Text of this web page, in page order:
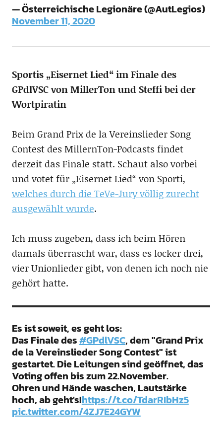
— Österreichische Legionäre (@AutLegios)
November 11, 2020
Sportis „Eisernet Lied“ im Finale des
GPdlVSC von MillerTon und Steffi bei der
Wortpiratin
Beim Grand Prix de la Vereinslieder Song
Contest des MillernTon-Podcasts findet
derzeit das Finale statt. Schaut also vorbei
und votet für „Eisernet Lied“ von Sporti,
welches durch die TeVe-Jury völlig zurecht
ausgewählt wurde.
Ich muss zugeben, dass ich beim Hören
damals überrascht war, dass es locker drei,
vier Unionlieder gibt, von denen ich noch nie
gehört hatte.
Es ist soweit, es geht los:
Das Finale des#GPdlVSC, dem "Grand Prix
de la Vereinslieder Song Contest" ist
gestartet. Die Leitungen sind geöffnet, das
Voting offen bis zum 22.November.
Ohren und Hände waschen, Lautstärke
hoch, ab geht's!https://t.co/TdarRIbHz5
pic.twitter.com/4ZJ7E24GYW